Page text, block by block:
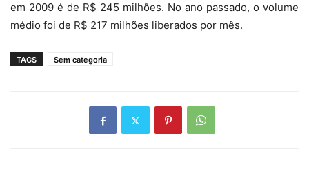
em 2009 é de R$ 245 milhões. No ano passado, o volume
médio foi de R$ 217 milhões liberados por mês.
TAGS Sem categoria